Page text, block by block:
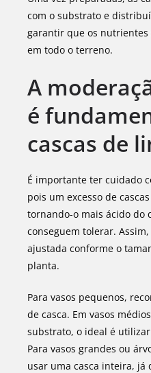
com o substrato e
garantir que os nutrientes
em todo o terreno.
A
é
cascas de
É importante ter cuidado
pois um excesso de
tornando-o mais ácido do
conseguem tolerar.
ajustada conforme o
planta.
Para vasos pequenos,
de casca. Em vasos
substrato, o ideal é
Para vasos grandes ou
usar uma casca inteira, já